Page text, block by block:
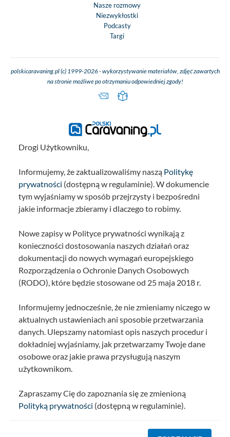
Nasze rozmowy
Niezwykłostki
Podcasty
Targi
polskicaravaning.pl (c) 1999-2026 - wykorzystywanie materiałów, zdjęć zawartych
na stronie możliwe po otrzymaniu odpowiedniej zgody!
Drogi Użytkowniku,
Informujemy, że zaktualizowaliśmy naszą Politykę
prywatności (dostępną w regulaminie). W dokumencie
tym wyjaśniamy w sposób przejrzysty i bezpośredni
jakie informacje zbieramy i dlaczego to robimy.
Nowe zapisy w Polityce prywatności wynikają z
konieczności dostosowania naszych działań oraz
dokumentacji do nowych wymagań europejskiego
Rozporządzenia o Ochronie Danych Osobowych
(RODO), które będzie stosowane od 25 maja 2018 r.
Informujemy jednocześnie, że nie zmieniamy niczego w
aktualnych ustawieniach ani sposobie przetwarzania
danych. Ulepszamy natomiast opis naszych procedur i
dokładniej wyjaśniamy, jak przetwarzamy Twoje dane
osobowe oraz jakie prawa przysługują naszym
użytkownikom.
Zapraszamy Cię do zapoznania się ze zmienioną
Polityką prywatności (dostępną w regulaminie).